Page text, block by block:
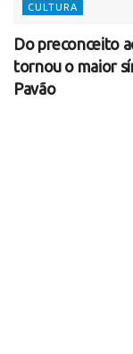
CULTURA
Do preconceito
tornou o maior
Pavão